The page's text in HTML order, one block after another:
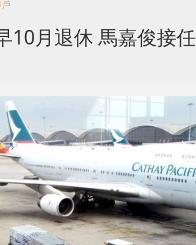
10月退休 馬嘉俊接任